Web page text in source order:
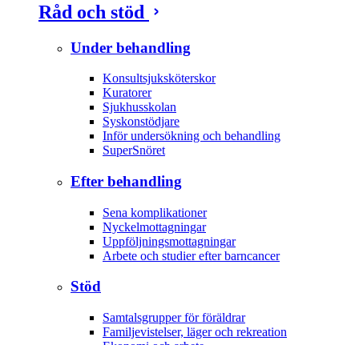
Råd och stöd
Under behandling
Konsultsjuksköterskor
Kuratorer
Sjukhusskolan
Syskonstödjare
Inför undersökning och behandling
SuperSnöret
Efter behandling
Sena komplikationer
Nyckelmottagningar
Uppföljningsmottagningar
Arbete och studier efter barncancer
Stöd
Samtalsgrupper för föräldrar
Familjevistelser, läger och rekreation